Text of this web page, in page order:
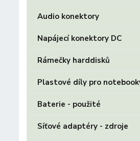
Audio konektory
Napájecí konektory DC
Rámečky harddisků
Plastové díly pro
Baterie - použité
Síťové adaptéry - zdroje